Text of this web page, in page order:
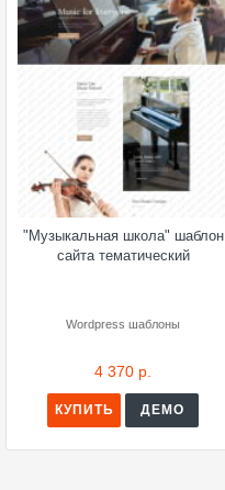
"Музыкальная школа" шаблон
сайта тематический
Wordpress шаблоны
4 370 р.
КУПИТЬ ДЕМО